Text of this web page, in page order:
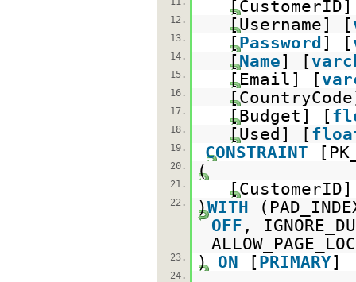
12. [Username] [
13. [Password] [
14. [Name] [
15. [Email] [
16.
17. [Budget] [
18. [Used] [
19. CONSTRAINT
20. (
21.
22. )WITH
OFF ,
23. ) ON [PRIMARY]
24.